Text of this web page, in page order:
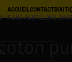
ACCUEILCONTACT
15 ANS›PANTALONS,